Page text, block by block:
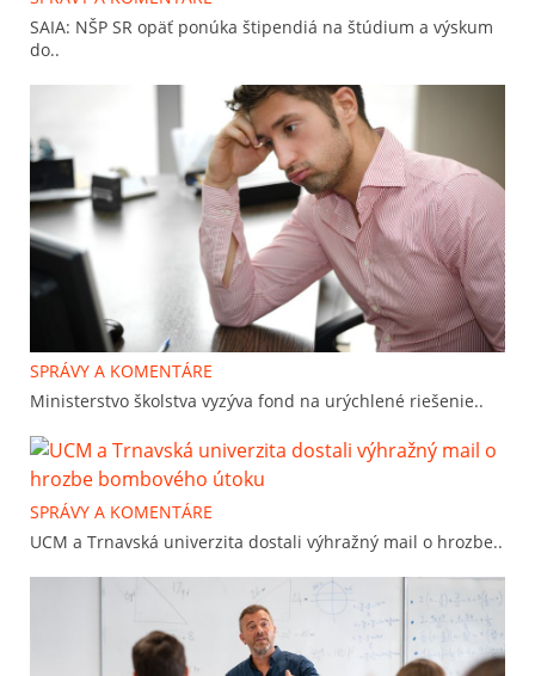
SAIA: NŠP SR opäť ponúka štipendiá na štúdium a výskum
do..
SPRÁVY A KOMENTÁRE
Ministerstvo školstva vyzýva fond na urýchlené riešenie..
SPRÁVY A KOMENTÁRE
UCM a Trnavská univerzita dostali výhražný mail o hrozbe..